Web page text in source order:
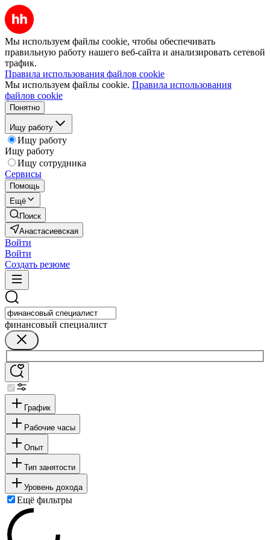
Мы используем файлы cookie, чтобы обеспечивать
правильную работу нашего веб-сайта и анализировать сетевой
трафик.
Правила использования файлов cookie
Мы используем файлы cookie. Правила использования
файлов cookie
Понятно
Ищу работу
Ищу работу
Ищу работу
Ищу сотрудника
Сервисы
Помощь
Ещё
Поиск
Анастасиевская
Войти
Войти
Создать резюме
финансовый специалист
График
Рабочие часы
Опыт
Тип занятости
Уровень дохода
Ещё фильтры